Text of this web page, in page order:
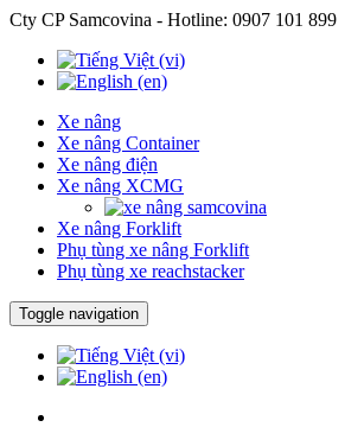
Cty CP Samcovina - Hotline: 0907 101 899
Xe nâng
Xe nâng Container
Xe nâng điện
Xe nâng XCMG
Xe nâng Forklift
Phụ tùng xe nâng Forklift
Phụ tùng xe reachstacker
Toggle navigation